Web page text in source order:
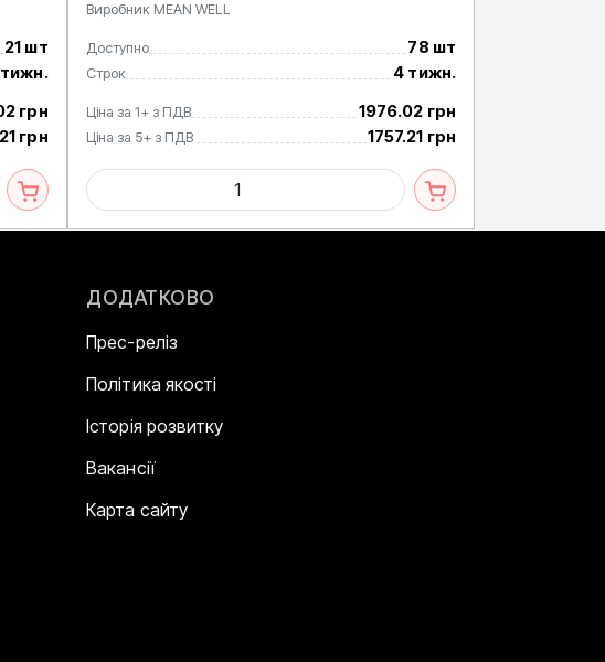
21 шт
грн
грн
Виробник MEAN WELL
Доступно 78 шт
Строк 4 тижн.
Ціна за 1+ з ПДВ 1976.02 грн
Ціна за 5+ з ПДВ 1757.21 грн
ДОДАТКОВО
Прес-реліз
Політика якості
Історія розвитку
Вакансії
Карта сайту